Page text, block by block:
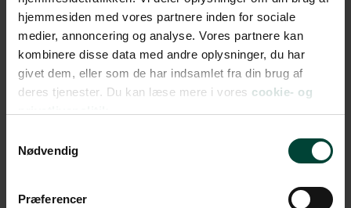
hjemmesiden med vores partnere inden for sociale
medier, annoncering og analyse. Vores partnere kan
kombinere disse data med andre oplysninger, du har
givet dem, eller som de har indsamlet fra din brug af
deres tjenester. Du kan læse mere i vores cookie- og
Nødvendig
Præferencer
– store oplevelser til små
priser
Afrejse fra Billund
FRA 5.995 DKK